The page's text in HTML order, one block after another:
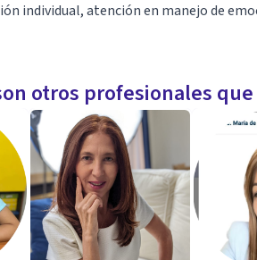
individual, atención en manejo de
otros profesionales